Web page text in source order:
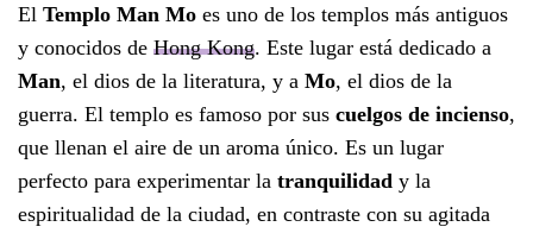
El Templo Man Mo es uno de los templos más antiguos
y conocidos de Hong Kong. Este lugar está dedicado a
Man, el dios de la literatura, y a Mo, el dios de la
guerra. El templo es famoso por sus cuelgos de incienso,
que llenan el aire de un aroma único. Es un lugar
perfecto para experimentar la tranquilidad y la
espiritualidad de la ciudad, en contraste con su agitada